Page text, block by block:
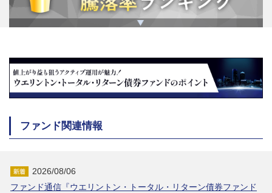
ファンド関連情報
2026/08/06
ファンド通信『ウエリントン・トータル・リターン債券ファンド